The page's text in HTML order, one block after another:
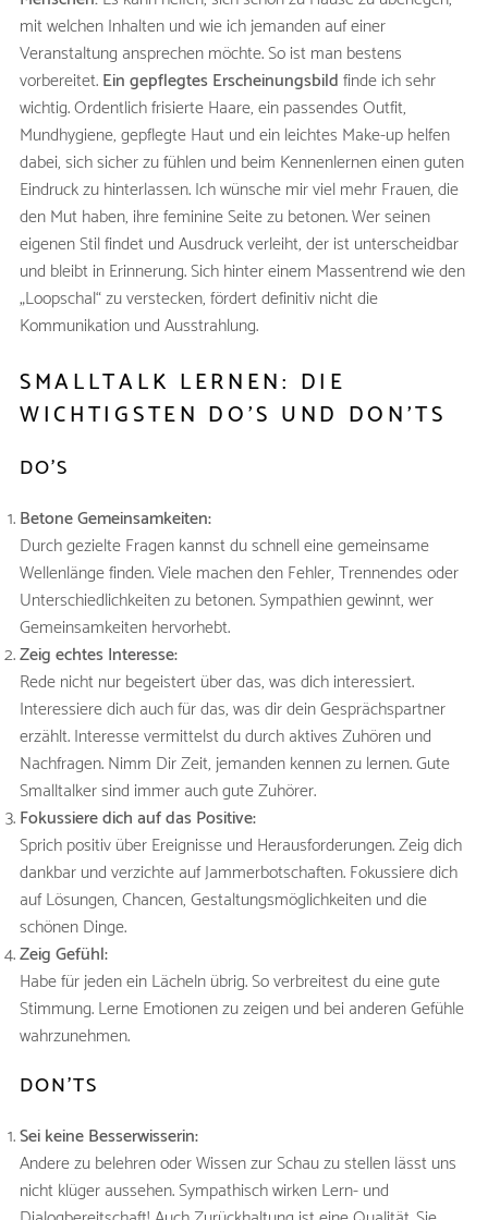
mit welchen Inhalten und wie ich jemanden auf einer
Veranstaltung ansprechen möchte. So ist man bestens
vorbereitet.Ein gepflegtes Erscheinungsbildfinde ich sehr
wichtig. Ordentlich frisierte Haare, ein passendes Outfit,
Mundhygiene, gepflegte Haut und ein leichtes Make-up helfen
dabei, sich sicher zu fühlen und beim Kennenlernen einen guten
Eindruck zu hinterlassen. Ich wünsche mir viel mehr Frauen, die
den Mut haben, ihre feminine Seite zu betonen. Wer seinen
eigenen Stil findet und Ausdruck verleiht, der ist unterscheidbar
und bleibt in Erinnerung. Sich hinter einem Massentrend wie den
„Loopschal“ zu verstecken, fördert definitiv nicht die
Kommunikation und Ausstrahlung.
SMALLTALK LERNEN: DIE
WICHTIGSTEN DO’S UND DON’TS
DO’S
Betone Gemeinsamkeiten:
Durch gezielte Fragen kannst du schnell eine gemeinsame
Wellenlänge finden. Viele machen den Fehler, Trennendes oder
Unterschiedlichkeiten zu betonen. Sympathien gewinnt, wer
Gemeinsamkeiten hervorhebt.
Zeig echtes Interesse:
Rede nicht nur begeistert über das, was dich interessiert.
Interessiere dich auch für das, was dir dein Gesprächspartner
erzählt. Interesse vermittelst du durch aktives Zuhören und
Nachfragen. Nimm Dir Zeit, jemanden kennen zu lernen. Gute
Smalltalker sind immer auch gute Zuhörer.
Fokussiere dich auf das Positive:
Sprich positiv über Ereignisse und Herausforderungen. Zeig dich
dankbar und verzichte auf Jammerbotschaften. Fokussiere dich
auf Lösungen, Chancen, Gestaltungsmöglichkeiten und die
schönen Dinge.
Zeig Gefühl:
Habe für jeden ein Lächeln übrig. So verbreitest du eine gute
Stimmung. Lerne Emotionen zu zeigen und bei anderen Gefühle
wahrzunehmen.
DON’TS
Sei keine Besserwisserin:
Andere zu belehren oder Wissen zur Schau zu stellen lässt uns
nicht klüger aussehen. Sympathisch wirken Lern- und